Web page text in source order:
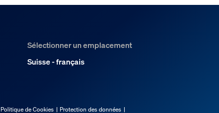
Sélectionner un emplacement
Suisse - français
Politique de Cookies Protection des données